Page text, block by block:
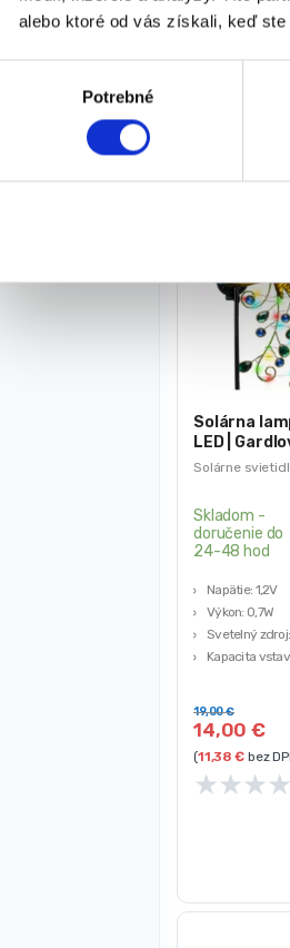
alebo ktoré od vás získali, keď
Potrebné
20,00€
30,00 €
Solárne
Solárna
LED |
Skladom -
doručenie do
24-48 hod
Napätie: 1,2V
Výkon: 0,7W
Svetelný
Kapacita
14,00€
19,00€
(11,38€bez
★★★★